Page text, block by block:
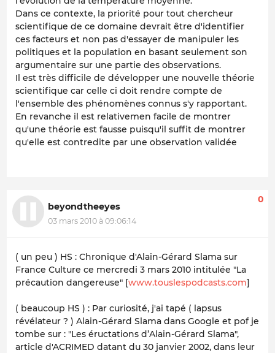
Dans ce contexte, la priorité pour tout chercheur
scientifique de ce domaine devrait être d'identifier
ces facteurs et non pas d'essayer de manipuler les
politiques et la population en basant seulement son
argumentaire sur une partie des observations.
Il est très difficile de développer une nouvelle théorie
scientifique car celle ci doit rendre compte de
l'ensemble des phénomènes connus s'y rapportant.
En revanche il est relativemen facile de montrer
qu'une théorie est fausse puisqu'il suffit de montrer
qu'elle est contredite par une observation validée
beyondtheeyes
03 mars 2010 à 09:06:14
0
( un peu ) HS : Chronique d'Alain-Gérard Slama sur
France Culture ce mercredi 3 mars 2010 intitulée "La
précaution dangereuse" [www.touslespodcasts.com]
( beaucoup HS ) : Par curiosité, j'ai tapé ( lapsus
révélateur ? ) Alain-Gérard Slama dans Google et pof je
tombe sur : "Les éructations d’Alain-Gérard Slama",
article d'ACRIMED datant du 30 janvier 2002, dans leur